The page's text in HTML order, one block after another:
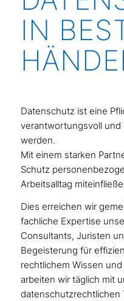
IN
Datenschutz ist eine
verantwortungsvoll
werden.
Mit einem starken
Schutz
Arbeitsalltag
Dies erreichen wir
fachliche Expertise
Consultants, Juristen
Begeisterung für
rechtlichem Wissen
arbeiten wir täglich mit
datenschutzrechtlichen